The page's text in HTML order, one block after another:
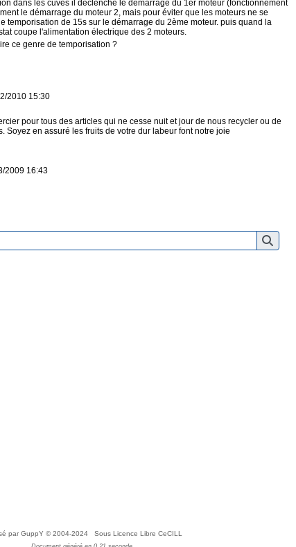
dans les cuves il déclenche le démarrage du 1er moteur (fonctionnement
le démarrage du moteur 2, mais pour éviter que les moteurs ne se
temporisation de 15s sur le démarrage du 2ème moteur. puis quand la
coupe l'alimentation électrique des 2 moteurs.
ce genre de temporisation ?
2010 15:30
pour tous des articles qui ne cesse nuit et jour de nous recycler ou de
Soyez en assuré les fruits de votre dur labeur font notre joie
2009 16:43
par GuppY © 2004-2024 Sous Licence Libre CeCILL